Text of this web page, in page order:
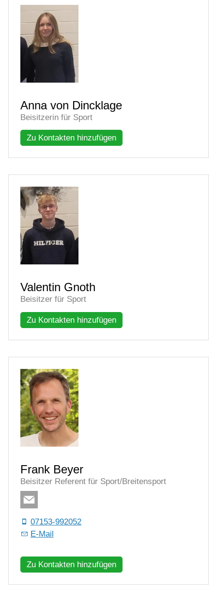
Anna von Dincklage
Beisitzerin für Sport
Zu Kontakten hinzufügen
Valentin Gnoth
Beisitzer für Sport
Zu Kontakten hinzufügen
Frank Beyer
Beisitzer Referent für Sport/Breitensport
07153-992052
E-Mail
Zu Kontakten hinzufügen